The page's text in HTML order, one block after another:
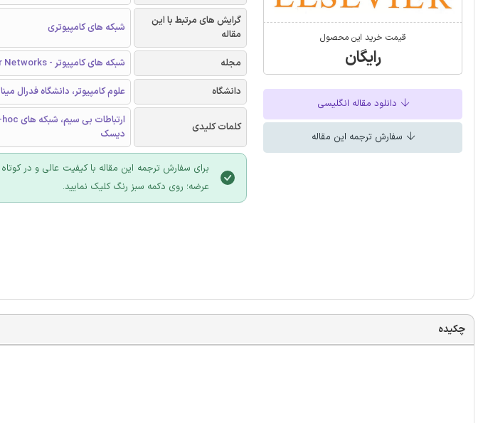
قیمت خرید این محصول
رایگان
دانلود مقاله انگلیسی
سفارش ترجمه این مقاله
گرایش های مرتبط با این
مقاله
شبکه های کامپیوتری
مجله
شبکه های کامپیوتر - Computer Networks
دانشگاه
علوم کامپیوتر، دانشگاه فدرال
کلمات کلیدی
دیسک
برای سفارش ترجمه این مقاله با کیفیت عالی و در
عرضه؛ روی دکمه سبز رنگ کلیک نمایید.
چکیده